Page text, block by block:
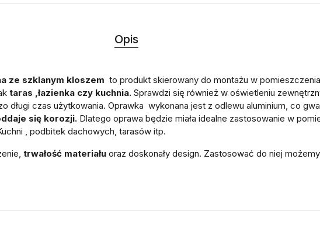
Opis
ze szklanym kloszem to produkt skierowany do montażu w
taras ,łazienka czy kuchnia. Sprawdzi się również w oświetleniu
długi czas użytkowania. Oprawka wykonana jest z odlewu aluminium, co
się korozji. Dlatego oprawa będzie miała idealne zastosowanie w
, podbitek dachowych, tarasów itp.
trwałość materiału oraz doskonały design. Zastosować do niej